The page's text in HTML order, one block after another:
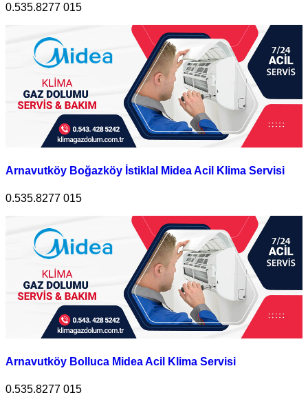
0.535.8277 015
Arnavutköy Boğazköy İstiklal Midea Acil Klima Servisi
0.535.8277 015
Arnavutköy Bolluca Midea Acil Klima Servisi
0.535.8277 015